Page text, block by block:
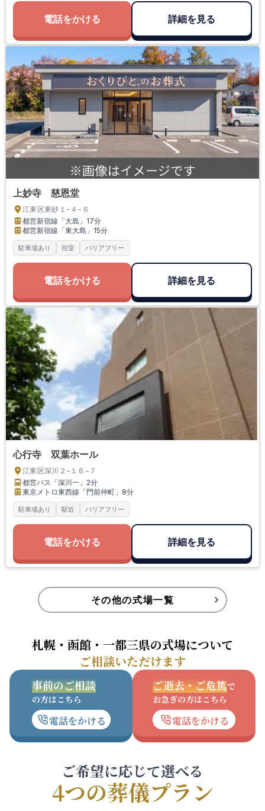
電話をかける 詳細を見る
上妙寺 慈恩堂
江東区東砂１−４−６
都営新宿線「大島」 17分
都営新宿線「東大島」 15分
駐車場あり 控室 バリアフリー
電話をかける 詳細を見る
心行寺 双葉ホール
江東区深川２−１６−７
都営バス「深川一」 2分
東京メトロ東西線「門前仲町」 8分
駐車場あり 駅近 バリアフリー
電話をかける 詳細を見る
その他の式場一覧
札幌・函館・一都三県の式場について
ご相談いただけます
事前のご相談
の方はこちら
電話をかける
ご逝去・ご危篤で
お急ぎの方はこちら
電話をかける
ご希望に応じて選べる
4つの葬儀プラン